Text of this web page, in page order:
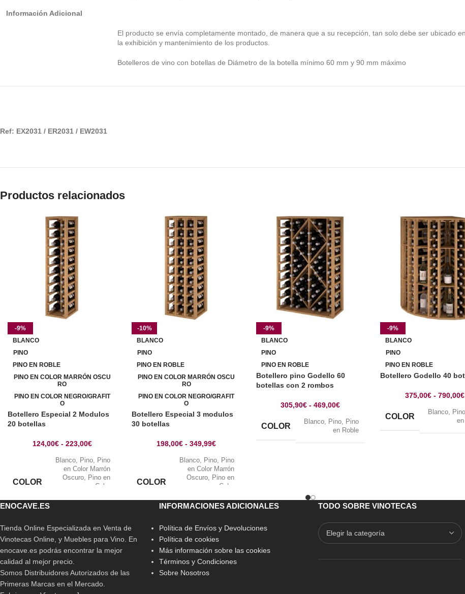
Información Adicional
El producto se envía completamente montado, de manera que a su recepción, tan solo debe ser ubicado
la exhibición y mantenimiento de los productos.
Botelleros de vino con botellas de Diámetro de la botella mínimo 60 mm y 90 mm máximo
Ref: EX2031 / ER2031 / EW2031
Productos relacionados
-9%
BLANCO
PINO
PINO EN ROBLE
PINO EN COLOR MARRÓN OSCU
RO
PINO EN COLOR NEGRO/GRAFIT
O
Botellero Especial 2 Modulos
20 botellas
124,00€ - 223,00€
COLOR
Blanco, Pino, Pino
en Color Marrón
Oscuro, Pino en
Color
-10%
BLANCO
PINO
PINO EN ROBLE
PINO EN COLOR MARRÓN OSCU
RO
PINO EN COLOR NEGRO/GRAFIT
O
Botellero Especial 3 modulos
30 botellas
198,00€ - 349,99€
COLOR
Blanco, Pino, Pino
en Color Marrón
Oscuro, Pino en
Color
en Roble
-9%
BLANCO
PINO
PINO EN ROBLE
Botellero pino Godello 60
botellas con 2 rombos
305,90€ - 469,00€
COLOR Blanco, Pino, Pino
en Roble
-9%
BLANCO
PINO
PINO EN ROBLE
Botellero Godello 40
375,00€ - 790,00€
COLOR Blanco, Pino
ENOCAVE.ES
Tienda Online Especializada en Venta de
Vinotecas Online, y Muebles para Vino. En
enocave.es podrás encontrar la mejor
calidad al mejor precio.
Somos Distribuidores Autorizados de las
Primeras Marcas en el Mercado.
INFORMACIONES ADICIONALES
Política de Envíos y Devoluciones
Política de cookies
Más información sobre las cookies
Términos y Condiciones
Sobre Nosotros
TODO SOBRE VINOTECAS